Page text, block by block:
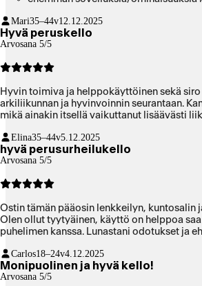
jälkeen sopivan palautumisajan/
taas.
siro ja kaunis kädessä!
Mari35–44v12.12.2025
Hyvä peruskello
Arvosana 5/5
Hyvin toimiva ja helppokäyttöinen sekä
arkiliikunnan ja hyvinvoinnin seurantaan.
mikä ainakin itsellä vaikuttanut lisäävästi
Elina35–44v5.12.2025
hyvä perusurheilukello
Arvosana 5/5
Ostin tämän pääosin lenkkeilyn, kuntosalin
Olen ollut tyytyäinen, käyttö on helppoa
puhelimen kanssa. Lunastani odotukset ja
Carlos18–24v4.12.2025
Monipuolinen ja hyvä kello!
Arvosana 5/5